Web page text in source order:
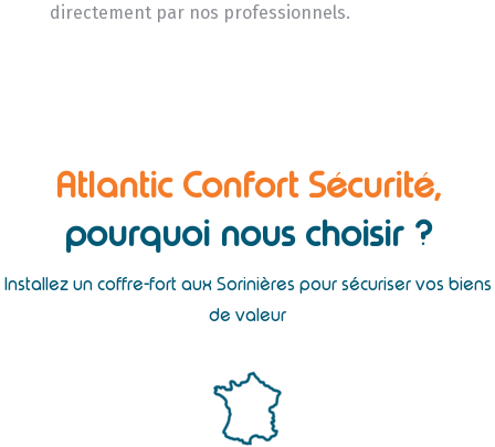
directement par nos professionnels.
Atlantic Confort Sécurité,
pourquoi nous choisir ?
Installez un coffre-fort aux Sorinières pour sécuriser vos biens
de valeur